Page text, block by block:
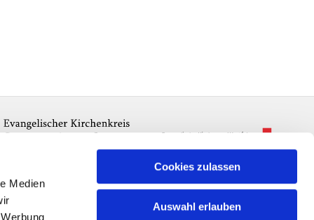
Medien
Cookies zulassen
Auswahl erlauben